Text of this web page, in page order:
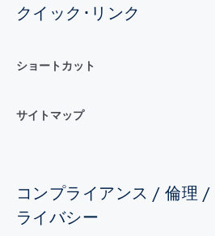
クイック･リンク
ショートカット
サイトマップ
コンプライアンス / 倫理
ライバシー